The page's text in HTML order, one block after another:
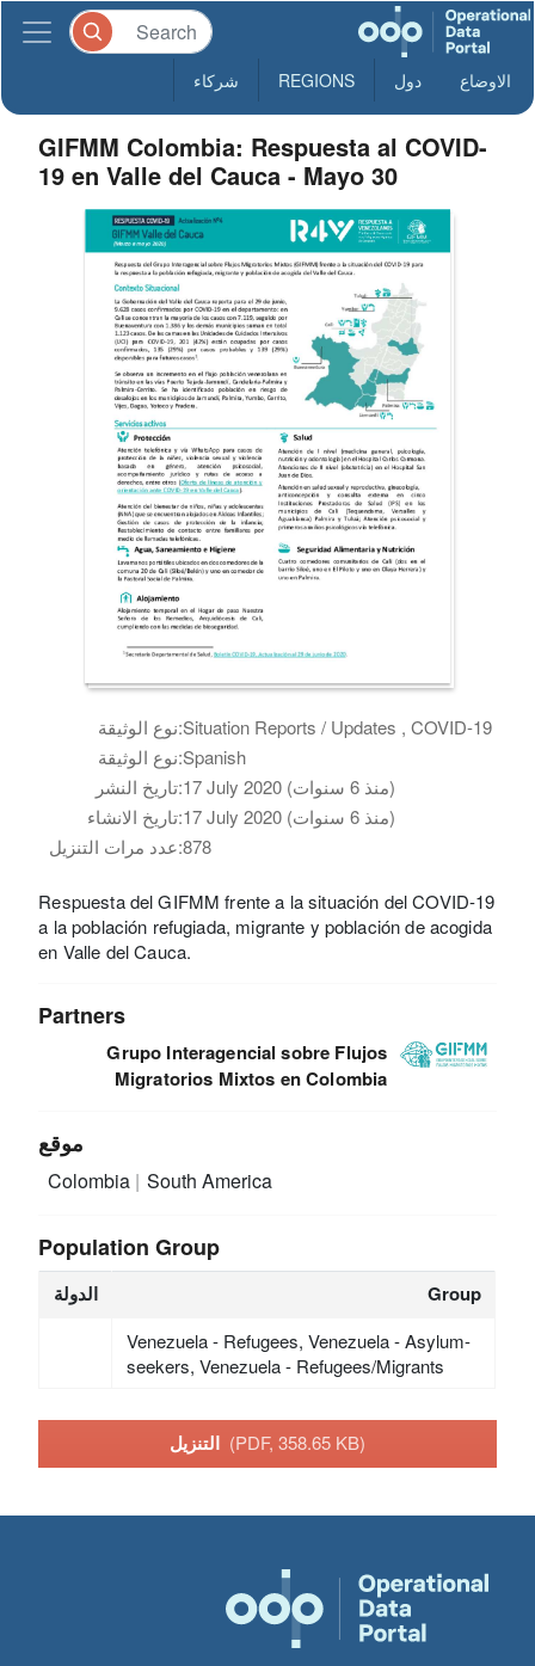
الاوضاع دول REGIONS شركاء
GIFMM Colombia: Respuesta al COVID-
19 en Valle del Cauca - Mayo 30
نوع الوثيقة:Situation Reports / Updates , COVID-19
نوع الوثيقة:Spanish
تاريخ النشر:
17 July 2020 (منذ 6 سنوات)
تاريخ الانشاء:
17 July 2020 (منذ 6 سنوات)
عدد مرات التنزيل:878
Respuesta del GIFMM frente a la situación del COVID-19
a la población refugiada, migrante y población de acogida
en Valle del Cauca.
Partners
Grupo Interagencial sobre Flujos
Migratorios Mixtos en Colombia
موقع
Colombia South America
Population Group
الدولة Group
Venezuela - Refugees, Venezuela - Asylum-
seekers, Venezuela - Refugees/Migrants
(PDF, 358.65 KB)